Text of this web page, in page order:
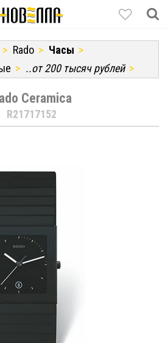
Rado
Часы
..от 200 тысяч рублей
Ceramica
R21717152